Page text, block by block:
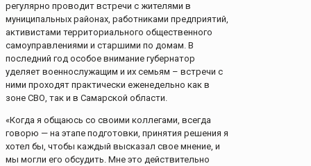
регулярно проводит встречи с жителями в
муниципальных районах, работниками предприятий,
активистами территориального общественного
самоуправлениями и старшими по домам. В
последний год особое внимание губернатор
уделяет военнослужащим и их семьям – встречи с
ними проходят практически еженедельно как в
зоне СВО, так и в Самарской области.
«Когда я общаюсь со своими коллегами, всегда
говорю — на этапе подготовки, принятия решения я
хотел бы, чтобы каждый высказал свое мнение, и
мы могли его обсудить. Мне это действительно